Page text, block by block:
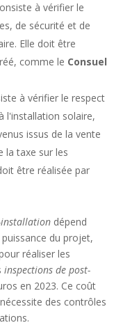
à vérifier le
de sécurité et de
Elle doit être
comme le Consuel
à vérifier le respect
l'installation solaire,
issus de la vente
la taxe sur les
être réalisée par
installationdépend
du projet,
réaliser les
inspections de post-
en 2023. Ce coût
des contrôles